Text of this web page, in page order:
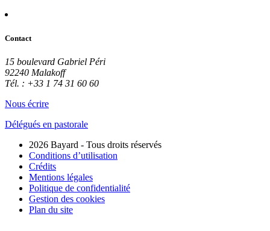
Contact
15 boulevard Gabriel Péri
92240 Malakoff
Tél. : +33 1 74 31 60 60
Nous écrire
Délégués en pastorale
2026 Bayard - Tous droits réservés
Conditions d’utilisation
Crédits
Mentions légales
Politique de confidentialité
Gestion des cookies
Plan du site